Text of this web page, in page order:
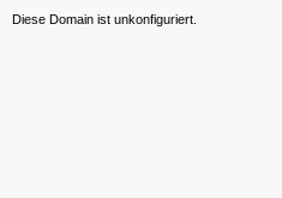
Diese Domain ist unkonfiguriert.